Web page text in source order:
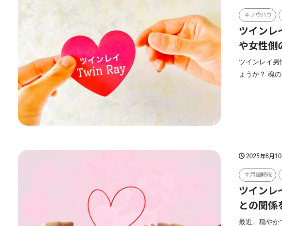
ノウハウ
ツインレ
や女性側
ツインレイ男
ょうか？ 魂
2025年8月10
用語解説
ツインレ
との関係
最近、穏やか